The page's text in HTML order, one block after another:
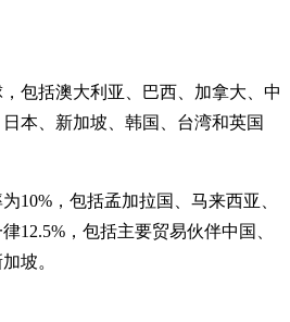
包括澳大利亚、巴西、加拿大、中
本、新加坡、韩国、台湾和英国
10%，包括孟加拉国、马来西亚、
12.5%，包括主要贸易伙伴中国、
坡。